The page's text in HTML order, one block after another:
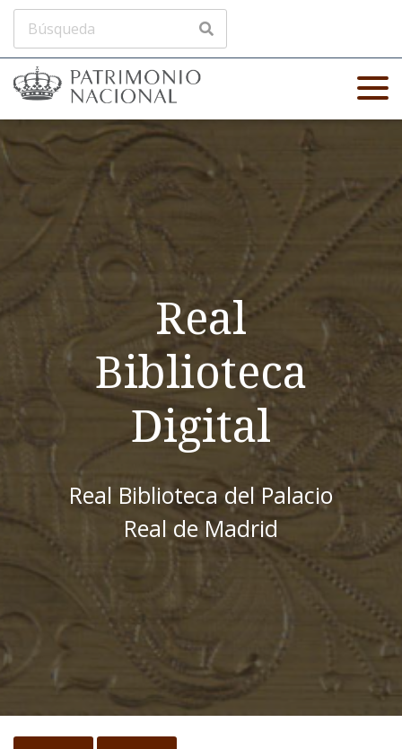
Real
Biblioteca
Digital
Real Biblioteca del Palacio
Real de Madrid